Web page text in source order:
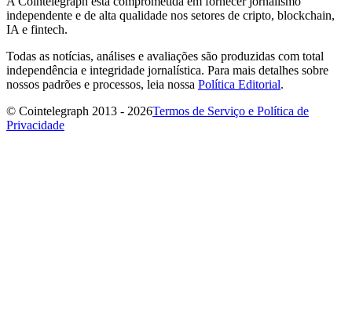
independente e de alta qualidade nos setores de cripto, blockchain,
IA e fintech.
Todas as notícias, análises e avaliações são produzidas com total
independência e integridade jornalística. Para mais detalhes sobre
nossos padrões e processos, leia nossa Política Editorial.
© Cointelegraph 2013 - 2026Termos de Serviço e Política de
Privacidade